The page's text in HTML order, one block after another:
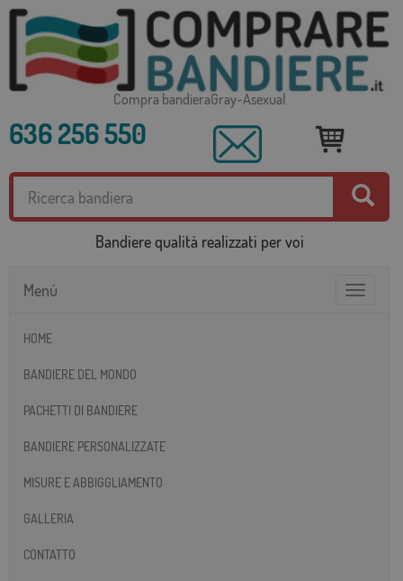
Compra bandieraGray-Asexual
636 256 550
Bandiere qualità realizzati per voi
Toggle
Menú
HOME
BANDIERE DEL MONDO
PACHETTI DI BANDIERE
BANDIERE PERSONALIZZATE
MISURE E ABBIGGLIAMENTO
GALLERIA
CONTATTO